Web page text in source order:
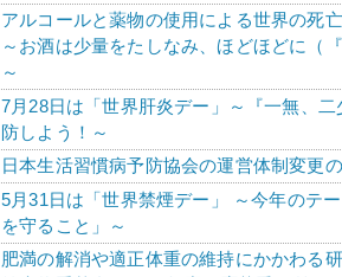
アルコールと薬物の使用による世界の
～お酒は少量をたしなみ、ほどほどに（
～
7月28日は「世界肝炎デー」～『一無、
防しよう！～
日本生活習慣病予防協会の運営体制変更
5月31日は「世界禁煙デー」 ～今年のテ
を守ること」～
肥満の解消や適正体重の維持にかかわる